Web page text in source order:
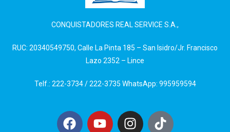
CONQUISTADORES REAL SERVICE S.A.,
RUC: 20340549750, Calle La Pinta 185 – San Isidro/Jr. Francisco
Lazo 2352 – Lince
Telf.: 222-3734 / 222-3735 WhatsApp: 995959594